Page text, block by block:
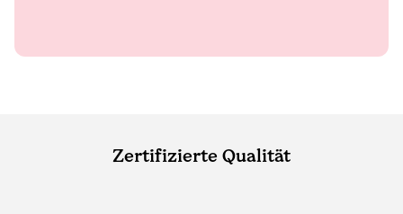
Zertifizierte Qualität